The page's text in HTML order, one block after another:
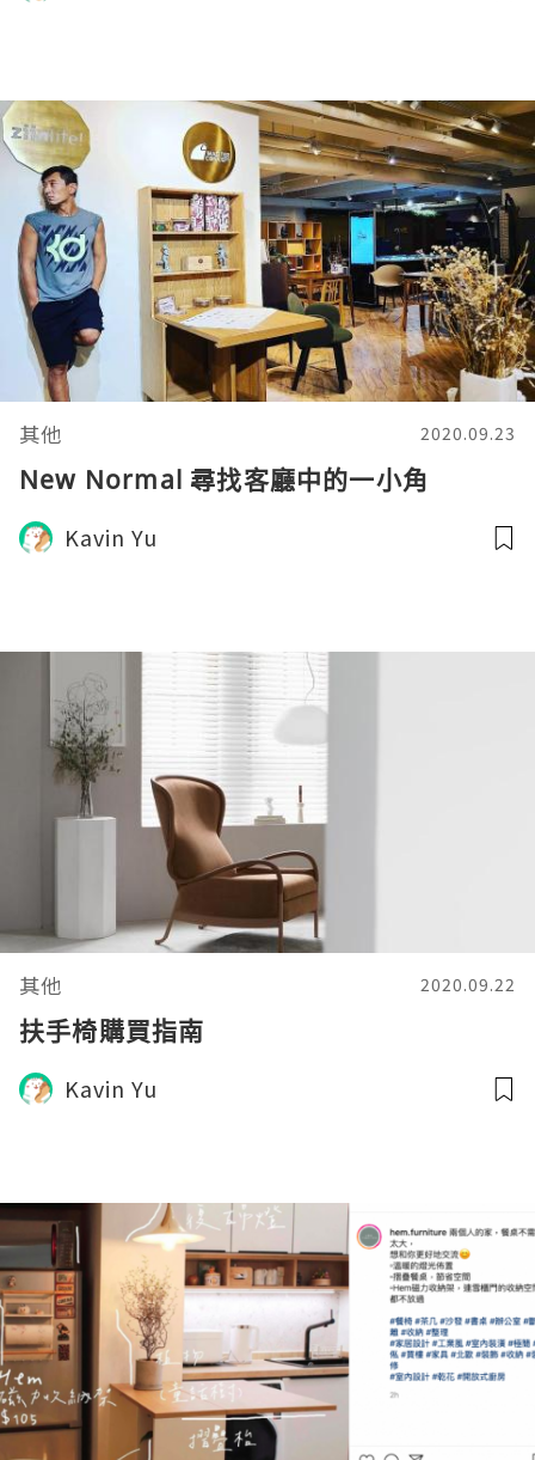
其他 2020.09.23
New Normal 尋找客廳中的一小角
Kavin Yu
其他 2020.09.22
扶手椅購買指南
Kavin Yu